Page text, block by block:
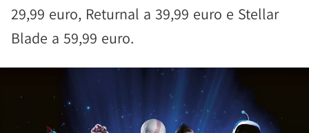
29,99 euro, Returnal a 39,99 euro e Stellar
Blade a 59,99 euro.